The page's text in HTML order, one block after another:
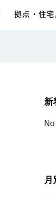
拠点・住
新
月